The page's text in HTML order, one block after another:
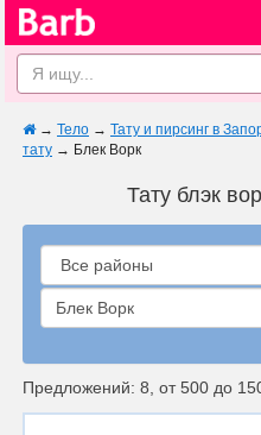
→ Тело → Тату и пирсинг в
тату → Блек Ворк
Тату блэк
Блек Ворк
Предложений: 8, от 500 до